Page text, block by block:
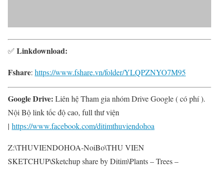
✅ Linkdownload:
Fshare: https://www.fshare.vn/folder/YLQPZNYO7M95
Google Drive: Liên hệ Tham gia nhóm Drive Google ( có phí ).
Nội Bộ link tốc độ cao, full thư viện
| https://www.facebook.com/ditimthuviendohoa
Z:\THUVIENDOHOA-NoiBo\THU VIEN
SKETCHUP\Sketchup share by Ditim\Plants – Trees –